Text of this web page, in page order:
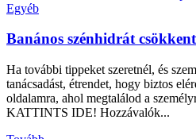
Egyéb
Banános szénhidrát
Ha további tippeket szeretnél, és
tanácsadást, étrendet, hogy biztos
oldalamra, ahol megtalálod a
KATTINTS IDE! Hozzávalók...